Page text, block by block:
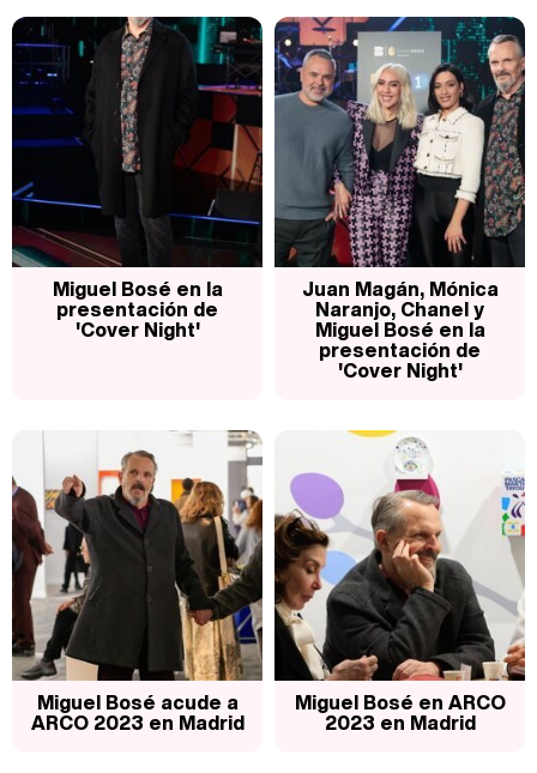
Miguel Bosé en la
presentación de
'Cover Night'
Juan Magán, Mónica
Naranjo, Chanel y
Miguel Bosé en la
presentación de
'Cover Night'
Miguel Bosé acude a
ARCO 2023 en Madrid
Miguel Bosé en ARCO
2023 en Madrid